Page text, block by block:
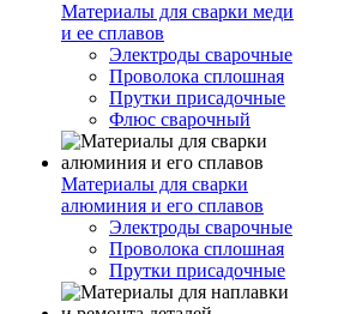
Материалы для сварки меди
и ее сплавов
Электроды сварочные
Проволока сплошная
Прутки присадочные
Флюс сварочный
Материалы для сварки
алюминия и его сплавов
Электроды сварочные
Проволока сплошная
Прутки присадочные